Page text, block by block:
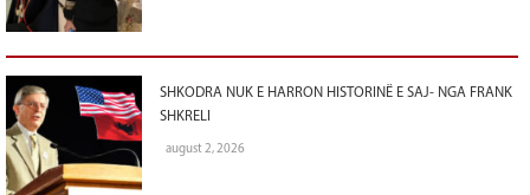
SHKODRA NUK E HARRON HISTORINË E SAJ- NGA FRANK
SHKRELI
august 2, 2026